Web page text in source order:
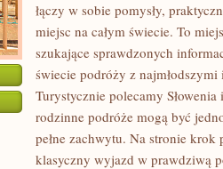
łączy w sobie pomysły,
miejsc na całym świecie. To
szukające sprawdzonych
świecie podróży z
Turystycznie polecamy
rodzinne podróże mogą być
pełne zachwytu. Na stronie
klasyczny wyjazd w prawdziwą